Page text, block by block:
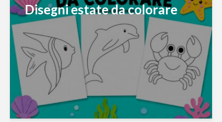
Disegni estate da colorare